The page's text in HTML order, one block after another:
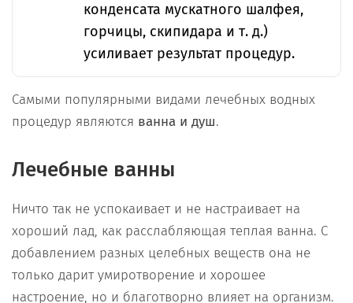
конденсата мускатного шалфея,
горчицы, скипидара и т. д.)
усиливает результат процедур.
Самыми популярными видами лечебных водных
процедур являются ванна и душ.
Лечебные ванны
Ничто так не успокаивает и не настраивает на
хороший лад, как расслабляющая теплая ванна. С
добавлением разных целебных веществ она не
только дарит умиротворение и хорошее
настроение, но и благотворно влияет на организм.